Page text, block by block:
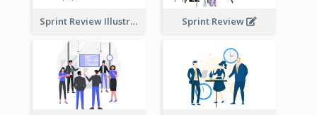
Sprint Review Illustration Sprint Review